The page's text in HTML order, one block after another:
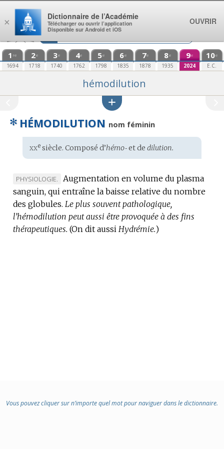
Aller au contenu
1 re
1694
2e
1718
3e
1740
4e
1762
5e
1798
6e
1835
7e
1878
8e
1935
9e
2024
10e
E.C.
hémodilution
✻ HÉMODILUTION nom féminin
Étymologie
:
xxesiècle. Composé d’hémo‑et de dilution.
MARQUE
DE
DOMAINE
:
PHYSIOLOGIE.
Augmentation en volume du plasma
sanguin, qui entraîne la baisse relative du nombre
des globules. Le plus souvent pathologique,
l’hémodilution peut aussi être provoquée à des fins
thérapeutiques. (On dit aussi Hydrémie.)
Vous pouvez cliquer sur n’importe quel mot pour naviguer dans le dictionnaire.
×
Dictionnaire de l’Académie
Télécharger ou ouvrir l’application
Disponible sur Android et iOS
OUVRIR